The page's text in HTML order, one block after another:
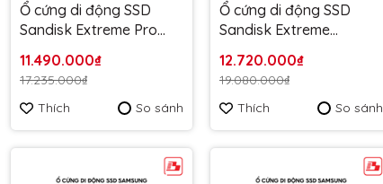
Ổ cứng di động SSD
Sandisk Extreme Pro
SDSSDE81-2T00-G25 -
Bảo hành 5 năm
11.490.000₫
17.235.000₫
Thích
So sánh
Ổ cứng di động SSD
Sandisk Extreme
1050MB/s SkyBlue
SDSSDE61-2T00-G25B -
Bảo hành 5 năm
12.720.000₫
19.080.000₫
Thích
So sánh